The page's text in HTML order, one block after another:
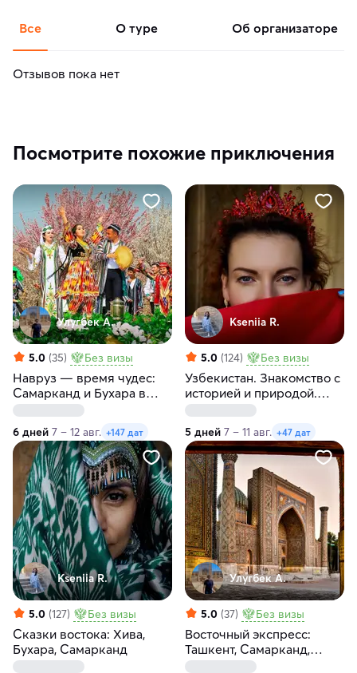
Все о туре об организаторе
Отзывов пока нет
Посмотрите похожие приключения
Улугбек А.
5.0 (35) Без визы
Навруз — время чудес:
Самарканд и Бухара в
цвету за 6 дней
6 дней 7 – 12 авг. +147 дат
Kseniia R.
5.0 (124) Без визы
Узбекистан. Знакомство с
историей и природой.
Бухара, Самарканд,
Ташкентская область
5 дней 7 – 11 авг. +47 дат
Kseniia R.
5.0 (127) Без визы
Сказки востока: Хива,
Бухара, Самарканд
Улугбек А.
5.0 (37) Без визы
Восточный экспресс:
Ташкент, Самарканд,
горы, Чимган за 4 дня